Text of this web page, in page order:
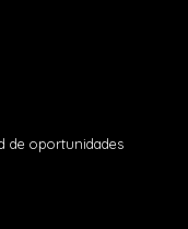
de oportunidades